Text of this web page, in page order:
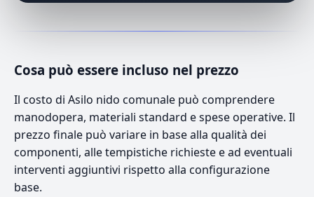
Cosa può essere incluso nel prezzo
Il costo di Asilo nido comunale può comprendere
manodopera, materiali standard e spese operative. Il
prezzo finale può variare in base alla qualità dei
componenti, alle tempistiche richieste e ad eventuali
interventi aggiuntivi rispetto alla configurazione
base.